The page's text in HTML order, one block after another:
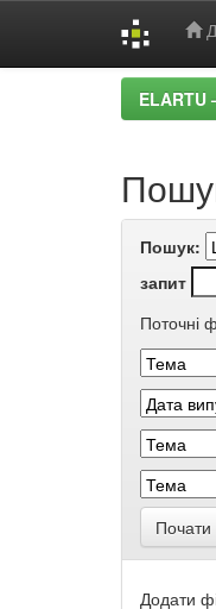
ELARTU
Пошук:
запит
Поточні
Додати